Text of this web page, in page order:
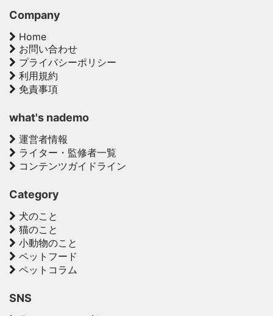
Company
Home
お問い合わせ
プライバシーポリシー
利用規約
免責事項
what's nademo
運営者情報
ライター・監修者一覧
コンテンツガイドライン
Category
犬のこと
猫のこと
小動物のこと
ペットフード
ペットコラム
SNS